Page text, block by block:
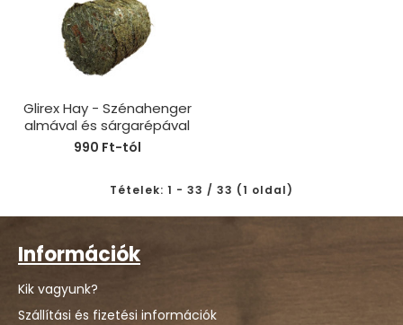
Glirex Hay - Szénahenger
almával és sárgarépával
990 Ft-tól
Tételek: 1 - 33 / 33 (1 oldal)
Információk
Kik vagyunk?
Szállítási és fizetési információk